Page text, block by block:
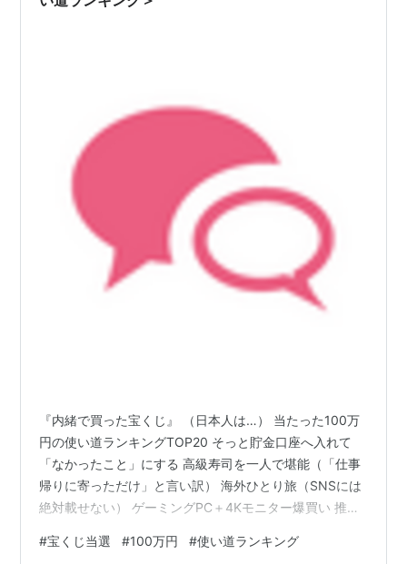
『内緒で買った宝くじ』 （日本人は…） 当たった100万
円の使い道ランキングTOP20 そっと貯金口座へ入れて
「なかったこと」にする 高級寿司を一人で堪能（「仕事
帰りに寄っただけ」と言い訳） 海外ひとり旅（SNSには
絶対載せない） ゲーミングPC＋4Kモニター爆買い 推し
かす） ブランド財布やバッグをこっそり新調（「セール
#宝くじ当選 #100万円 #使い道ランキング